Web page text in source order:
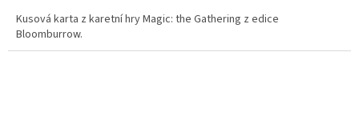
Kusová karta z karetní hry Magic: the Gathering z edice
Bloomburrow.